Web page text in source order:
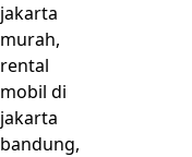
jakarta
murah,
rental
mobil di
jakarta
bandung,